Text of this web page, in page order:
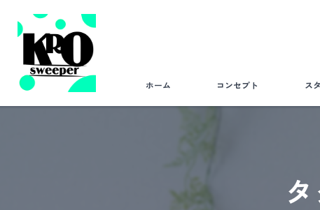
ホーム コンセプト ス